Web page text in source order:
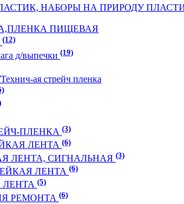
НАБОРЫ НА ПРИРОДУ
ПИЩЕВАЯ
(12)
д/выпечки (19)
ая стрейч пленка
ПЛЕНКА (3)
ЛЕНТА (6)
ЛЕНТА, СИГНАЛЬНАЯ (3)
ЛЕНТА (6)
ЛЕНТА (5)
РЕМОНТА (6)